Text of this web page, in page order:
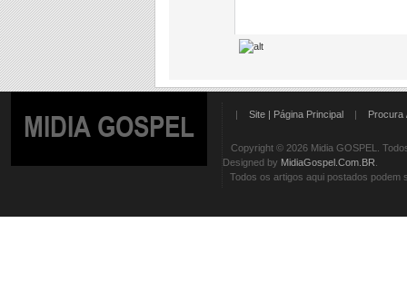
MIDIA GOSPEL | Site | Página Principal | Procura
Copyright © 2026 Midia GOSPEL.
Designed by MidiaGospel.Com.BR
Todos os artigos aqui postados podem